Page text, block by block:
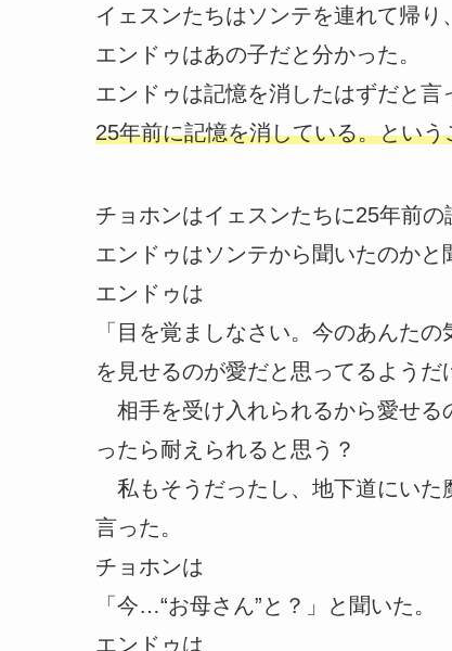
イェスンたちはソンテを連れて帰り
エンドゥはあの子だと分かった。
エンドゥは記憶を消したはずだと言
25年前に記憶を消している。という
チョホンはイェスンたちに25年前の
エンドゥはソンテから聞いたのかと
エンドゥは
「目を覚ましなさい。今のあんた
を見せるのが愛だと思ってるようだ
相手を受け入れられるから愛せる
ったら耐えられると思う？
私もそうだったし、地下道にいた
言った。
チョホンは
「今…“お母さん”と？」と聞いた。
エンドゥは